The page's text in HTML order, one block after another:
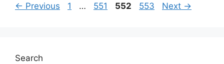
← Previous Page
1 … Page
551 Page
552 Page
553 Next →
Search